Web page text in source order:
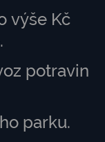
výše Kč
potravin
parku.